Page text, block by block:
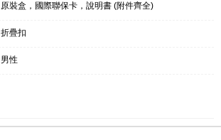
原裝盒，國際聯保卡，說明書 (附件齊全)
折疊扣
男性